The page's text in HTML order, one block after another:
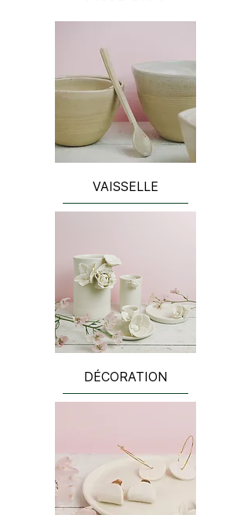
VAISSELLE
DÉCORATION